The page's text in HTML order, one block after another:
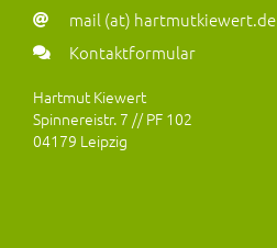
mail (at) hartmutkiewert.de
Kontaktformular
Hartmut Kiewert
Spinnereistr. 7 // PF 102
04179 Leipzig